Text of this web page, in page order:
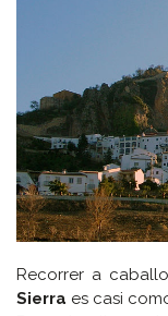
Recorrer a
Sierra es casi